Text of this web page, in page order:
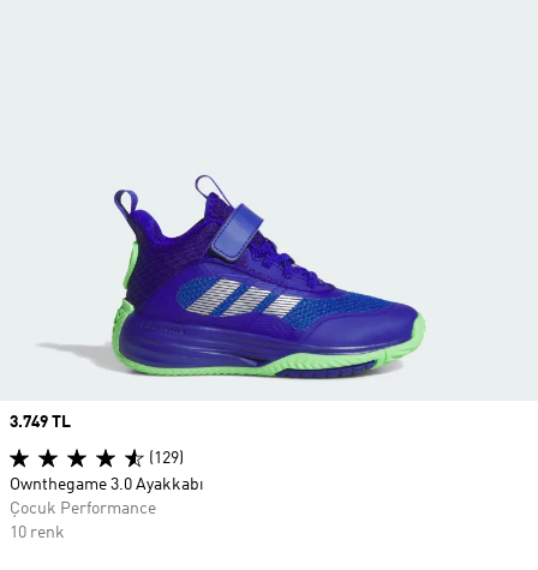
Price
3.749 TL
(129)
Ownthegame 3.0 Ayakkabı
Çocuk Performance
10 renk